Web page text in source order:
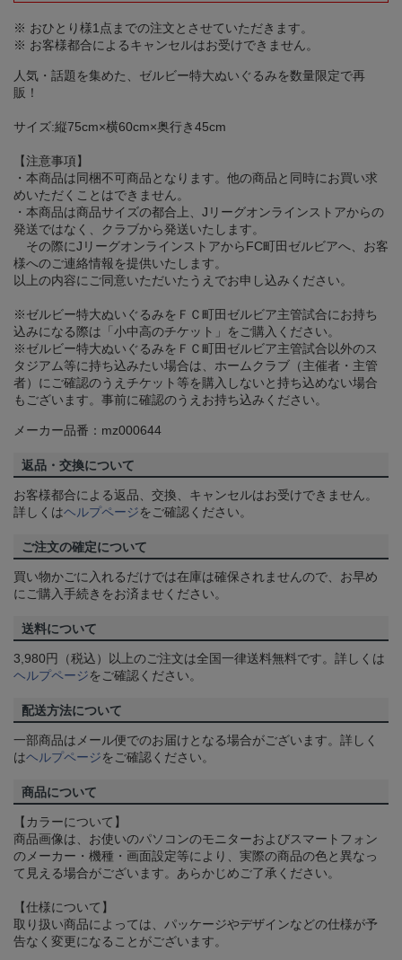
※ おひとり様1点までの注文とさせていただきます。
※ お客様都合によるキャンセルはお受けできません。
人気・話題を集めた、ゼルビー特大ぬいぐるみを数量限定で再
販！
サイズ:縦75cm×横60cm×奥行き45cm
【注意事項】
・本商品は同梱不可商品となります。他の商品と同時にお買い求
めいただくことはできません。
・本商品は商品サイズの都合上、Jリーグオンラインストアからの
発送ではなく、クラブから発送いたします。
その際にJリーグオンラインストアからFC町田ゼルビアへ、お客
様へのご連絡情報を提供いたします。
以上の内容にご同意いただいたうえでお申し込みください。
※ゼルビー特大ぬいぐるみをＦＣ町田ゼルビア主管試合にお持ち
込みになる際は「小中高のチケット」をご購入ください。
※ゼルビー特大ぬいぐるみをＦＣ町田ゼルビア主管試合以外のス
タジアム等に持ち込みたい場合は、ホームクラブ（主催者・主管
者）にご確認のうえチケット等を購入しないと持ち込めない場合
もございます。事前に確認のうえお持ち込みください。
メーカー品番：mz000644
返品・交換について
お客様都合による返品、交換、キャンセルはお受けできません。
詳しくはヘルプページをご確認ください。
ご注文の確定について
買い物かごに入れるだけでは在庫は確保されませんので、お早め
にご購入手続きをお済ませください。
送料について
3,980円（税込）以上のご注文は全国一律送料無料です。詳しくは
ヘルプページをご確認ください。
配送方法について
一部商品はメール便でのお届けとなる場合がございます。詳しく
はヘルプページをご確認ください。
商品について
【カラーについて】
商品画像は、お使いのパソコンのモニターおよびスマートフォン
のメーカー・機種・画面設定等により、実際の商品の色と異なっ
て見える場合がございます。あらかじめご了承ください。
【仕様について】
取り扱い商品によっては、パッケージやデザインなどの仕様が予
告なく変更になることがございます。